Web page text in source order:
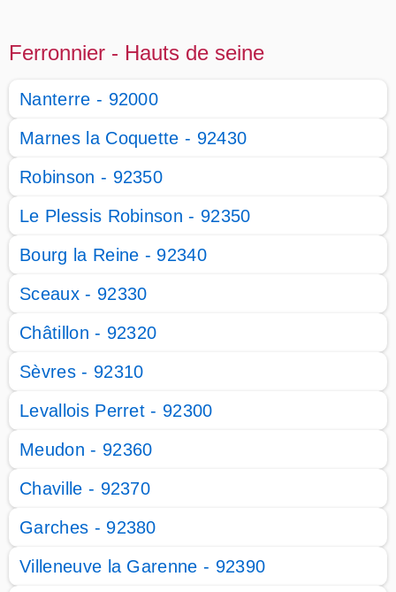
Ferronnier - Hauts de seine
Nanterre - 92000
Marnes la Coquette - 92430
Robinson - 92350
Le Plessis Robinson - 92350
Bourg la Reine - 92340
Sceaux - 92330
Châtillon - 92320
Sèvres - 92310
Levallois Perret - 92300
Meudon - 92360
Chaville - 92370
Garches - 92380
Villeneuve la Garenne - 92390